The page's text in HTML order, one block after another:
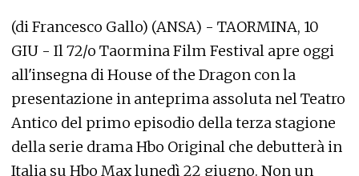
(di Francesco Gallo) (ANSA) - TAORMINA, 10
GIU - Il 72/o Taormina Film Festival apre oggi
all'insegna di House of the Dragon con la
presentazione in anteprima assoluta nel Teatro
Antico del primo episodio della terza stagione
della serie drama Hbo Original che debutterà in
Italia su Hbo Max lunedì 22 giugno. Non un